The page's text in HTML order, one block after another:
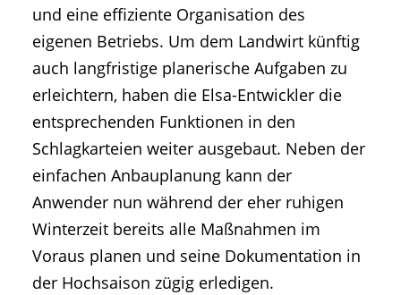
und eine effiziente Organisation des
eigenen Betriebs. Um dem Landwirt künftig
auch langfristige planerische Aufgaben zu
erleichtern, haben die Elsa-Entwickler die
entsprechenden Funktionen in den
Schlagkarteien weiter ausgebaut. Neben der
einfachen Anbauplanung kann der
Anwender nun während der eher ruhigen
Winterzeit bereits alle Maßnahmen im
Voraus planen und seine Dokumentation in
der Hochsaison zügig erledigen.